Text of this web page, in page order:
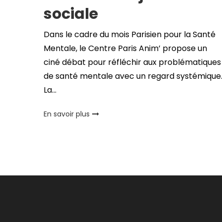
sociale
Dans le cadre du mois Parisien pour la Santé
Mentale, le Centre Paris Anim’ propose un
ciné débat pour réfléchir aux problématiques
de santé mentale avec un regard systémique.
La…
En savoir plus